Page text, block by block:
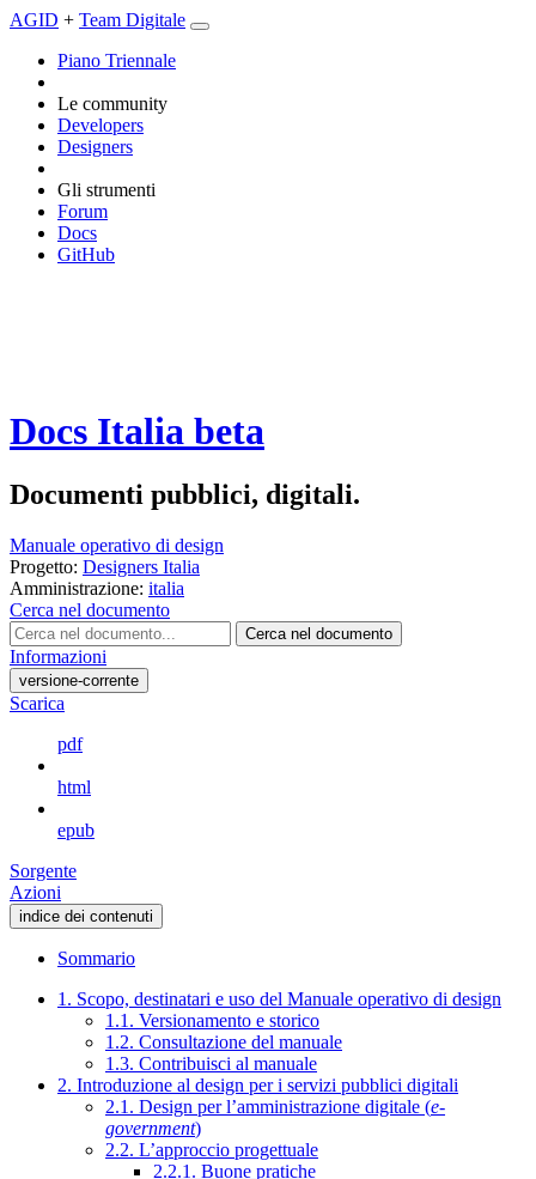
AGID + Team Digitale
Piano Triennale
Le community
Developers
Designers
Gli strumenti
Forum
Docs
GitHub
Docs Italia beta
Documenti pubblici, digitali.
Manuale operativo di design
Progetto: Designers Italia
Amministrazione: italia
Cerca nel documento
Cerca nel documento
Informazioni
versione-corrente
Scarica
pdf
html
epub
Sorgente
Azioni
indice dei contenuti
Sommario
1. Scopo, destinatari e uso del Manuale operativo di design
1.1. Versionamento e storico
1.2. Consultazione del manuale
1.3. Contribuisci al manuale
2. Introduzione al design per i servizi pubblici digitali
2.1. Design per l’amministrazione digitale (e-
government)
2.2. L’approccio progettuale
2.2.1. Buone pratiche